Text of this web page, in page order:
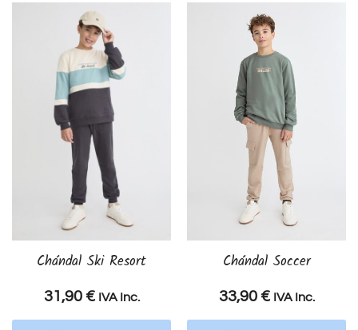
Chándal Ski Resort
31,90 € IVA Inc.
Chándal Soccer
33,90 € IVA Inc.